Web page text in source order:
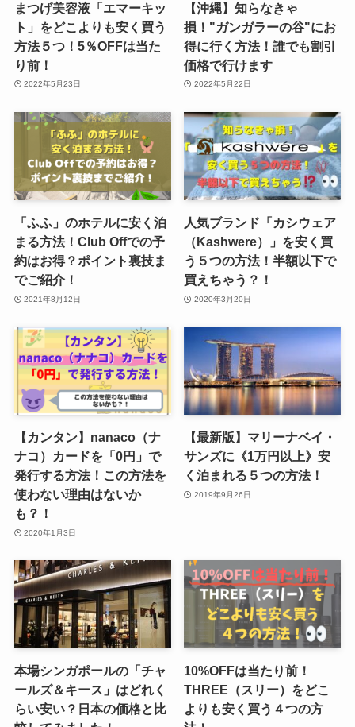
まつげ美容液「エマーキッ
ト」をどこよりも安く買う
方法５つ！5％OFFは当た
り前！
2022年5月23日
【沖縄】知らなきゃ
損！"ガンガラーの谷"にお
得に行く方法！誰でも割引
価格で行けます
2022年5月22日
「ふふ」のホテルに安く泊
まる方法！Club Offでの予
約はお得？ポイント裏技ま
でご紹介！
2021年8月12日
人気ブランド「カシウェア
（Kashwere）」を安く買
う５つの方法！半額以下で
買えちゃう？！
2020年3月20日
【カンタン】nanaco（ナ
ナコ）カードを「0円」で
発行する方法！この方法を
使わない理由はないか
も？！
2020年1月3日
【最新版】マリーナベイ・
サンズに《1万円以上》安
く泊まれる５つの方法！
2019年9月26日
本場シンガポールの「チャ
ールズ＆キース」はどれく
らい安い？日本の価格と比
10%OFFは当たり前！
THREE（スリー）をどこ
よりも安く買う４つの方